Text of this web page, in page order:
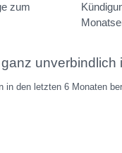
zum
in den letzten 6 Monaten